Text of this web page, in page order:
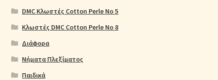
DMC Κλωστές Cotton Perle No 5
Κλωστές DMC Cotton Perle No 8
Διάφορα
Νήματα Πλεξίματος
Παιδικά